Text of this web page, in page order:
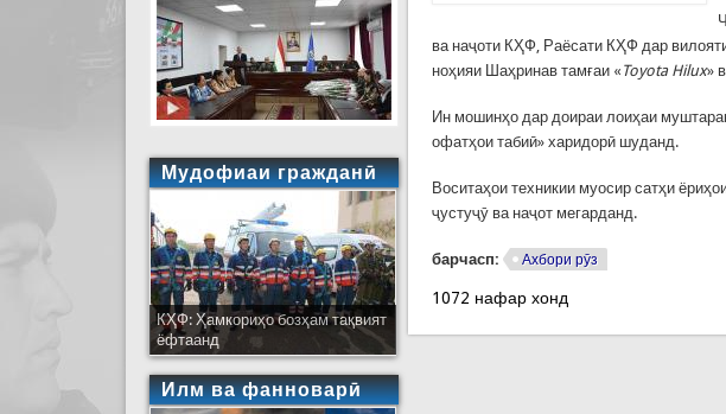
ва наҷоти КҲФ, Раёсати КҲФ дар
ноҳияи Шаҳринав тамғаи « Toyota Hilux»
Ин мошинҳо дар доираи лоиҳаи
офатҳои табиӣ» харидорӣ шуданд.
Воситаҳои техникии муосир сатҳи
ҷустуҷӯ ва наҷот мегарданд.
барчасп: Ахбори рӯз
1072 нафар хонд
Мудофиаи гражданӣ
КҲФ: Ҳамкориҳо бозҳам тақвият
ёфтаанд
Илм ва фанноварӣ